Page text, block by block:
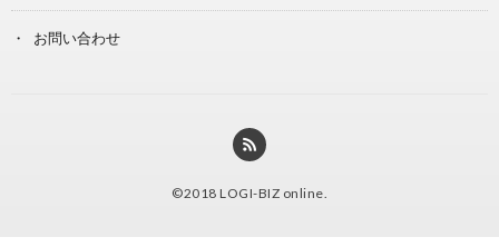
お問い合わせ
©2018 LOGI-BIZ online